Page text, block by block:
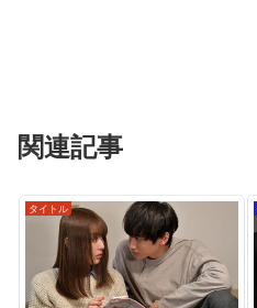
関連記事
タイトル